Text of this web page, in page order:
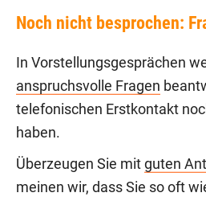
Noch nicht besprochen:
In Vorstellungsgesprächen
anspruchsvolle Fragen
telefonischen Erstkontakt
haben.
Überzeugen Sie mit guten
meinen wir, dass Sie so oft